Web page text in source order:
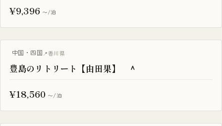
¥9,396 〜/泊
一棟貸し
中国・四国 香川県
豊島のリトリート【由田果】 ＾
¥18,560 〜/泊